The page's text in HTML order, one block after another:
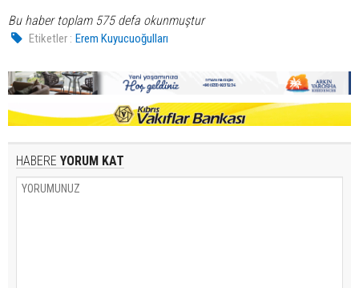
Bu haber toplam 575 defa okunmuştur
Etiketler : Erem Kuyucuoğulları
HABERE YORUM KAT